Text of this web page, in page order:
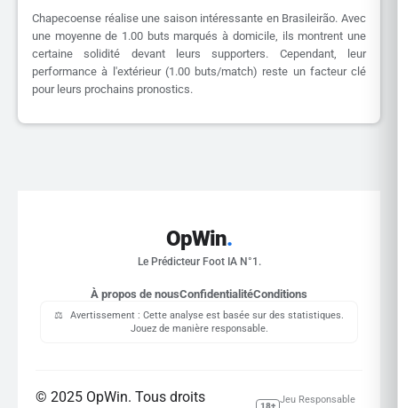
Chapecoense réalise une saison intéressante en Brasileirão. Avec
une moyenne de 1.00 buts marqués à domicile, ils montrent une
certaine solidité devant leurs supporters. Cependant, leur
performance à l'extérieur (1.00 buts/match) reste un facteur clé
pour leurs prochains pronostics.
OpWin.
Le Prédicteur Foot IA N°1.
À propos de nousConfidentialitéConditions
⚖️
Avertissement : Cette analyse est basée sur des statistiques.
Jouez de manière responsable.
© 2025 OpWin. Tous droits
18+ Jeu Responsable